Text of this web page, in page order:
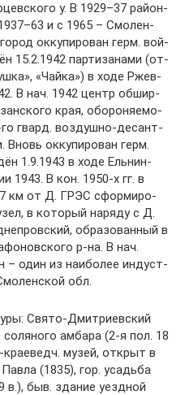
у. В 1929–37 рай­он­
и с 1965 – Смо­лен­
ок­ку­пи­ро­ван герм. вой­
15.2.1942 пар­ти­за­на­ми (от­
«Чай­ка») в хо­де Ржев­
В нач. 1942 центр об­шир­
края, обо­ро­няе­мо­
гвард. воз­душ­но-де­сант­
Вновь ок­ку­пи­ро­ван герм.
1.9.1943 в хо­де Ель­нин­
1943. В кон. 1950-х гг. в
7 км от Д. ГРЭС сфор­ми­ро­
в ко­то­рый на­ря­ду с Д.
об­ра­зо­ван­ный в
р-на. В нач.
– один из наи­бо­лее ин­ду­ст­
обл.
Свя­то-Дмит­ри­ев­ский
ам­ба­ра (2-я пол. 18
му­зей, от­крыт в
(1835), гор. усадь­ба
в.), быв. зда­ние уезд­ной